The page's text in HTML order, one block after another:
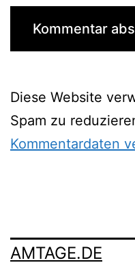
Diese Website
Spam zu
Kommentardaten
AMTAGE.DE